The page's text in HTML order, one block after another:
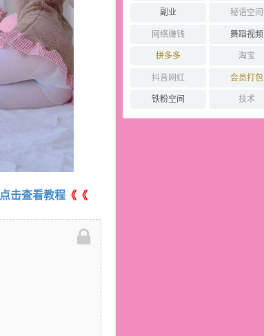
点击查看教程 《《
副业 秘语空间
网络赚钱 舞蹈视频
拼多多 淘宝
抖音网红 会员打包
铁粉空间 技术